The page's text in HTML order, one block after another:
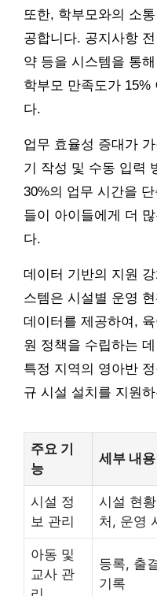
또한, 학부모와의 소
공합니다. 공지사항
약 등을 시스템을 통
학부모 만족도가 15%
다.
업무 효율성 증대가
기 작성 및 수동 입력
30%의 업무 시간을
들이 아이들에게 더
다.
데이터 기반의 지원
스템은 시설별 운영
데이터를 제공하여,
원 정책을 수립하는
특정 지역의 영아반
규 시설 설치를 지원
주요 기
능
세부 내용
시설 정
보 관리
시설 현
처, 운영
아동 및
교사 관
등록, 출
기록